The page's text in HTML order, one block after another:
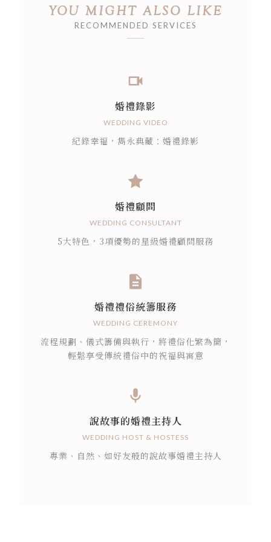
YOU MIGHT ALSO LIKE
RECOMMENDED SERVICES
婚禮錄影
WEDDING VIDEO
紀錄幸福，雋永典藏：婚禮錄影
婚禮顧問
WEDDING CONSULTANT
5大特色，3項優勢的星級婚禮顧問服務
婚禮禮俗統籌服務
WEDDING CEREMONY
流程規劃、儀式籌備與執行，將禮俗化繁為簡，
輕鬆享受傳統禮俗中的祝福與寓意
說故事的婚禮主持人
WEDDING HOST & HOSTESS
專業、自然、如好友般的說故事婚禮主持人